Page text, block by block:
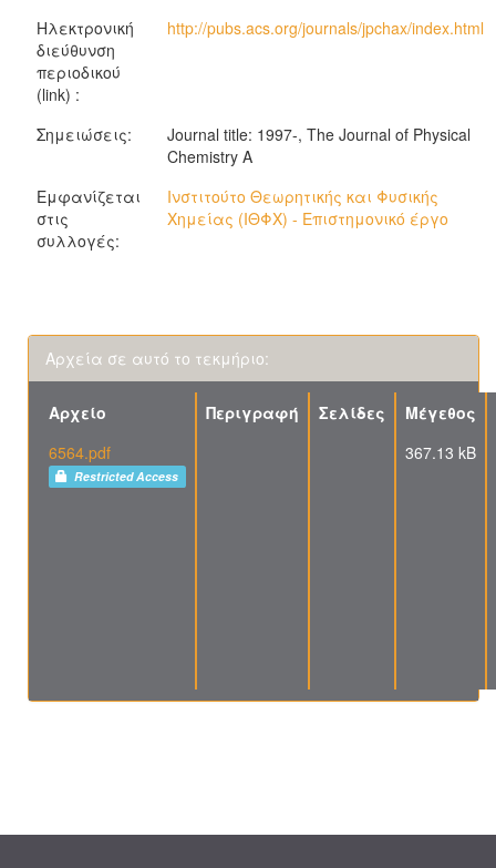
Ηλεκτρονική
διεύθυνση
περιοδικού
(link) :
http://pubs.acs.org/journals/jpchax/index.html
Σημειώσεις:
Journal title: 1997-, The Journal of Physical
Chemistry A
Εμφανίζεται
στις
συλλογές:
Ινστιτούτο Θεωρητικής και Φυσικής
Χημείας (ΙΘΦΧ) - Επιστημονικό έργο
Αρχεία σε αυτό το τεκμήριο:
Αρχείο Περιγραφή Σελίδες
Μέγεθος
6564.pdf
Restricted Access
367.13 kB